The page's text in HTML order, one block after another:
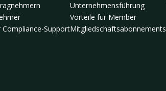
Support
Unternehmensführung
Vorteile für Member
Mitgliedschaftsabonnements